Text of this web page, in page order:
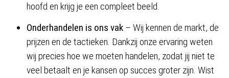
hoofd en krijg je een compleet beeld.
Onderhandelen is ons vak – Wij kennen de markt, de
prijzen en de tactieken. Dankzij onze ervaring weten
wij precies hoe we moeten handelen, zodat jij niet te
veel betaalt en je kansen op succes groter zijn. Wist